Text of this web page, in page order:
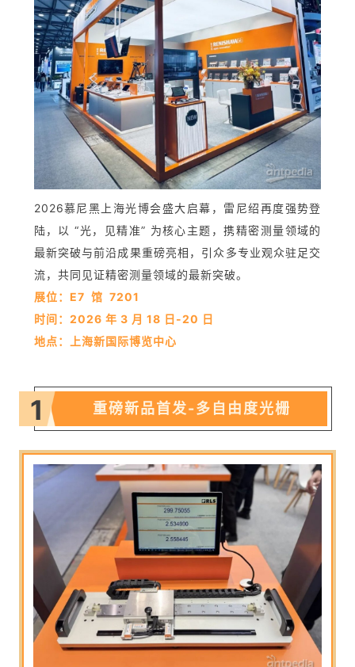
2026慕尼黑上海光博会盛大启幕，雷尼绍再度强势登
陆，以 “光，见精准” 为核心主题，携精密测量领域的
最新突破与前沿成果重磅亮相，引众多专业观众驻足交
流，共同见证精密测量领域的最新突破。
展位：E7 馆 7201
时间：2026 年 3 月 18 日-20 日
地点：上海新国际博览中心
1 重磅新品首发-多自由度光栅